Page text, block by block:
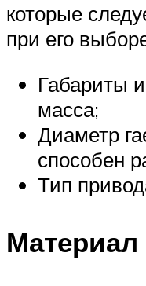
которые
при его
Габариты
масса;
Диаметр
способен
Тип
Материал